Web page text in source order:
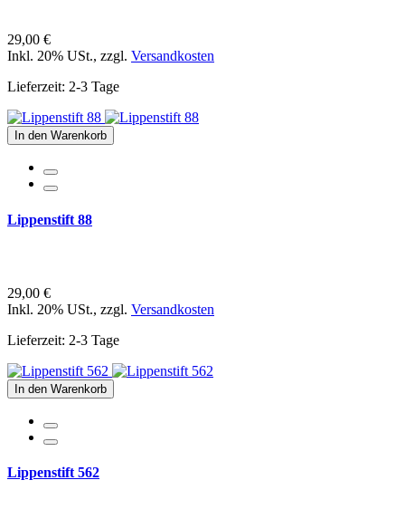
29,00 €
Inkl. 20% USt., zzgl. Versandkosten
Lieferzeit: 2-3 Tage
In den Warenkorb
Lippenstift 88
29,00 €
Inkl. 20% USt., zzgl. Versandkosten
Lieferzeit: 2-3 Tage
In den Warenkorb
Lippenstift 562